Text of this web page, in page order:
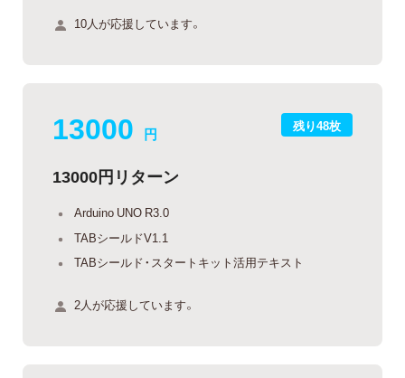
10人が応援しています。
残り48枚
13000 円
13000円リターン
Arduino UNO R3.0
TABシールドV1.1
TABシールド・スタートキット活用テキスト
2人が応援しています。